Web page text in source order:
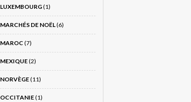
LUXEMBOURG(1)
MARCHÉS DE NOËL(6)
MAROC (7)
MEXIQUE(2)
NORVÈGE(11)
OCCITANIE(1)